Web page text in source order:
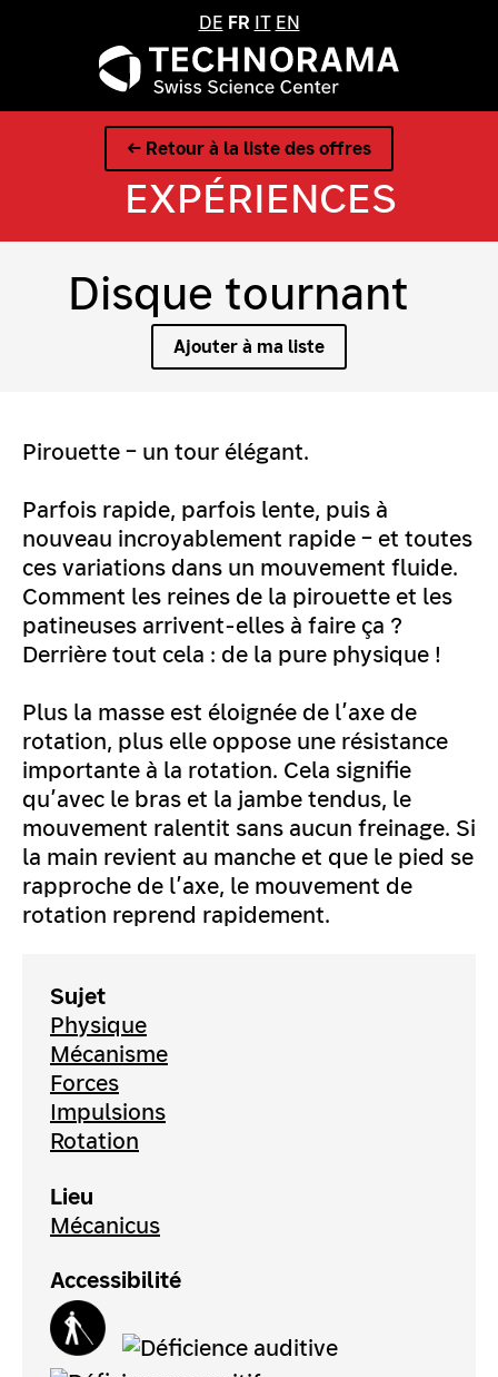
DE FR IT EN
← Retour à la liste des offres
EXPÉRIENCES
Disque tournant
Ajouter à ma liste
Pirouette – un tour élégant.
Parfois rapide, parfois lente, puis à
nouveau incroyablement rapide – et toutes
ces variations dans un mouvement fluide.
Comment les reines de la pirouette et les
patineuses arrivent-elles à faire ça ?
Derrière tout cela : de la pure physique !
Plus la masse est éloignée de l’axe de
rotation, plus elle oppose une résistance
importante à la rotation. Cela signifie
qu’avec le bras et la jambe tendus, le
mouvement ralentit sans aucun freinage. Si
la main revient au manche et que le pied se
rapproche de l’axe, le mouvement de
rotation reprend rapidement.
Sujet
Physique
Mécanisme
Forces
Impulsions
Rotation
Lieu
Mécanicus
Accessibilité